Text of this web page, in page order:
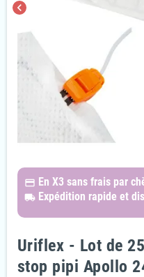
chevron_left
paymentsEn X3 sans frais par
local_shipping Expédition rapide et
Uriflex - Lot de
stop pipi Apollo